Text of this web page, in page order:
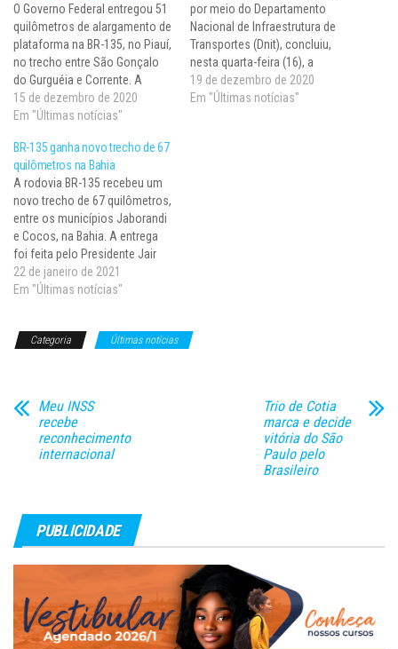
O Governo Federal entregou 51
quilômetros de alargamento de
plataforma na BR-135, no Piauí,
no trecho entre São Gonçalo
do Gurguéia e Corrente. A
rodovia, que apresentava uma
plataforma de seis metros, foi
gerando uma adequação de
capacidade. Foram feitos ainda
serviços de melhoria dos
dispositivos…
15 de dezembro de 2020
Em "Últimas notícias"
por meio do Departamento
Nacional de Infraestrutura de
Transportes (Dnit), concluiu,
nesta quarta-feira (16), a
adequação e a restauração de
17 quilômetros de pista na BR-
19 de dezembro de 2020
Em "Últimas notícias"
BR-135 ganha novo trecho de 67
quilômetros na Bahia
A rodovia BR-135 recebeu um
novo trecho de 67 quilômetros,
entre os municípios Jaborandi
e Cocos, na Bahia. A entrega
foi feita pelo Presidente Jair
Bolsonaro, acompanhado do
ministro da Infraestrutura,
também é atendida com as
22 de janeiro de 2021
Em "Últimas notícias"
Categoria Últimas notícias
Meu INSS
recebe
reconhecimento
internacional
Trio de Cotia
marca e decide
vitória do São
Paulo pelo
Brasileiro
PUBLICIDADE